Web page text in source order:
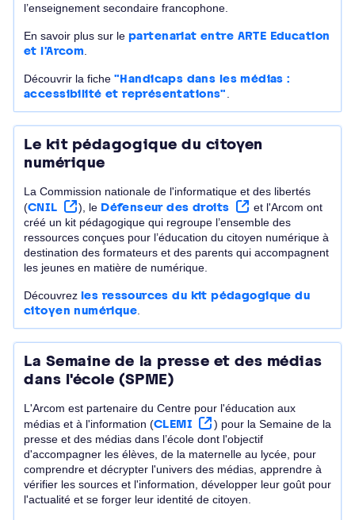
l’enseignement secondaire francophone.
En savoir plus sur le partenariat entre ARTE Education
et l'Arcom
Découvrir la fiche "Handicaps dans les médias :
accessibilité et représentations"
Le kit pédagogique du citoyen
numérique
La Commission nationale de l'informatique et des libertés
(CNIL ), le Défenseur des droits
et l'Arcom ont
créé un kit pédagogique qui regroupe l’ensemble des
ressources conçues pour l’éducation du citoyen numérique à
destination des formateurs et des parents qui accompagnent
les jeunes en matière de numérique.
Découvrez les ressources du kit pédagogique du
citoyen numérique
La Semaine de la presse et des médias
dans l'école (SPME)
L'Arcom est partenaire du Centre pour l'éducation aux
médias et à l'information (CLEMI
) pour la Semaine de la
presse et des médias dans l’école dont l'objectif
d'accompagner les élèves, de la maternelle au lycée, pour
comprendre et décrypter l'univers des médias, apprendre à
vérifier les sources et l'information, développer leur goût pour
l'actualité et se forger leur identité de citoyen.